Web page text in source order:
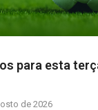
para esta
de 2026